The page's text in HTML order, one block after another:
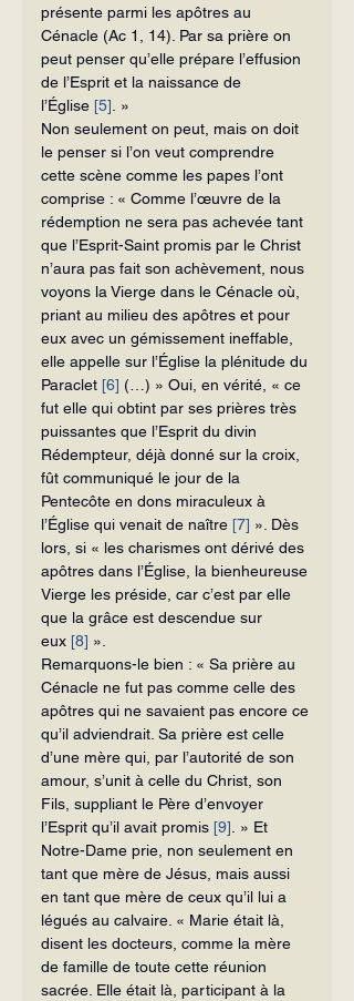
présente parmi les apôtres au
Cénacle (Ac 1, 14). Par sa prière on
peut penser qu’elle prépare l’effusion
de l’Esprit et la naissance de
l’Église [5] . »
Non seulement on peut, mais on doit
le penser si l’on veut comprendre
cette scène comme les papes l’ont
comprise : « Comme l’œuvre de la
rédemption ne sera pas achevée tant
que l’Esprit-Saint promis par le Christ
n’aura pas fait son achèvement, nous
voyons la Vierge dans le Cénacle où,
priant au milieu des apôtres et pour
eux avec un gémissement ineffable,
elle appelle sur l’Église la plénitude du
Paraclet [6] (…) » Oui, en vérité, « ce
fut elle qui obtint par ses prières très
puissantes que l’Esprit du divin
Rédempteur, déjà donné sur la croix,
fût communiqué le jour de la
Pentecôte en dons miraculeux à
l’Église qui venait de naître [7] ». Dès
lors, si « les charismes ont dérivé des
apôtres dans l’Église, la bien­heureuse
Vierge les préside, car c’est par elle
que la grâce est descendue sur
eux [8] ».
Remarquons-le bien : « Sa prière au
Cénacle ne fut pas comme celle des
apôtres qui ne savaient pas encore ce
qu’il adviendrait. Sa prière est celle
d’une mère qui, par l’autorité de son
amour, s’unit à celle du Christ, son
Fils, suppliant le Père d’envoyer
l’Esprit qu’il avait promis [9] . » Et
Notre-Dame prie, non seule­ment en
tant que mère de Jésus, mais aussi
en tant que mère de ceux qu’il lui a
légués au calvaire. « Marie était là,
disent les docteurs, comme la mère
de famille de toute cette réunion
sacrée. Elle était là, participant à la